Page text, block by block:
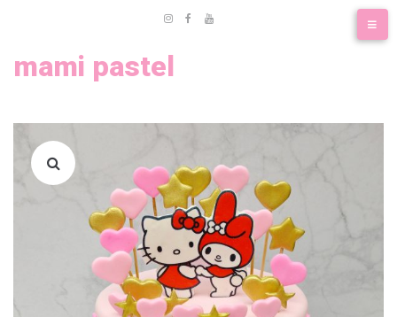
mami pastel